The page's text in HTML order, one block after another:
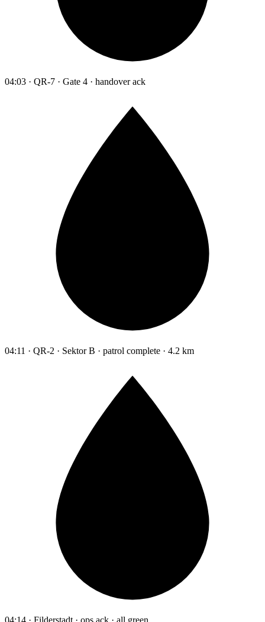
04:03 · QR-7 · Gate 4 · handover ack
04:11 · QR-2 · Sektor B · patrol complete · 4.2 km